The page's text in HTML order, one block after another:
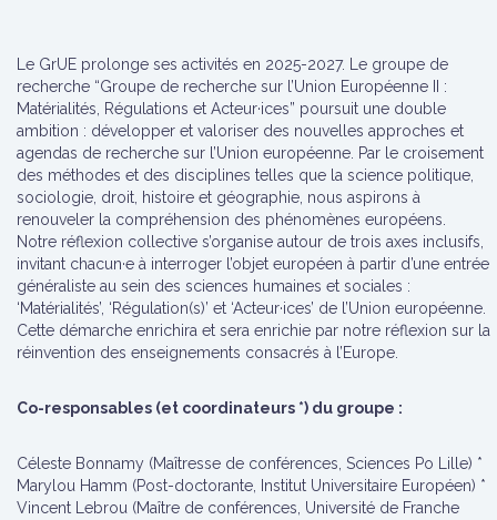
Le GrUE prolonge ses activités en 2025-2027. Le groupe de
recherche “Groupe de recherche sur l’Union Européenne II :
Matérialités, Régulations et Acteur·ices” poursuit une double
ambition : développer et valoriser des nouvelles approches et
agendas de recherche sur l’Union européenne. Par le croisement
des méthodes et des disciplines telles que la science politique,
sociologie, droit, histoire et géographie, nous aspirons à
renouveler la compréhension des phénomènes européens.
Notre réflexion collective s’organise autour de trois axes inclusifs,
invitant chacun·e à interroger l’objet européen à partir d’une entrée
généraliste au sein des sciences humaines et sociales :
‘Matérialités’, ‘Régulation(s)’ et ‘Acteur·ices’ de l’Union européenne.
Cette démarche enrichira et sera enrichie par notre réflexion sur la
réinvention des enseignements consacrés à l’Europe.
Co-responsables (et coordinateurs *) du groupe :
Céleste Bonnamy (Maîtresse de conférences, Sciences Po Lille) *
Marylou Hamm (Post-doctorante, Institut Universitaire Européen) *
Vincent Lebrou (Maître de conférences, Université de Franche